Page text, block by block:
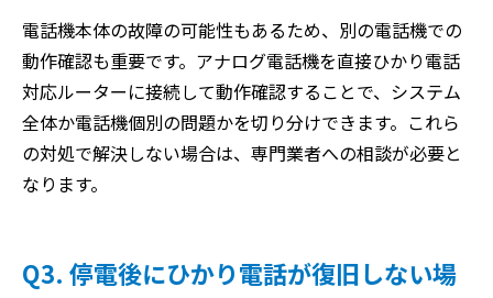
電話機本体の故障の可能性もあるため、別の電話機での
動作確認も重要です。アナログ電話機を直接ひかり電話
対応ルーターに接続して動作確認することで、システム
全体か電話機個別の問題かを切り分けできます。これら
の対処で解決しない場合は、専門業者への相談が必要と
なります。
Q3. 停電後にひかり電話が復旧しない場